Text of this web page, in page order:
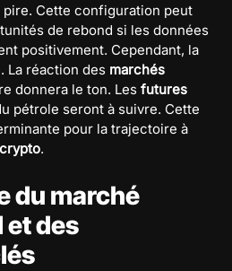
pire. Cette configuration peut
de rebond si les données
positivement. Cependant, la
La réaction des marchés
donnera le ton. Les futures
pétrole seront à suivre. Cette
pour la trajectoire à
.
du marché
des